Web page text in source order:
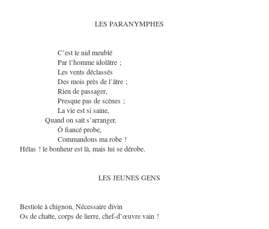
LES PARANYMPHES
C’est le nid meublé
Par l’homme idolâtre ;
Les vents déclassés
Des mois près de l’âtre ;
Rien de passager,
Presque pas de scènes ;
La vie est si saine,
Quand on sait s’arranger.
Ô fiancé probe,
Commandons ma robe !
Hélas ! le bonheur est là, mais lui se dérobe.
LES JEUNES GENS
Bestiole à chignon, Nécessaire divin
Os de chatte, corps de lierre, chef-d’œuvre vain !